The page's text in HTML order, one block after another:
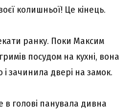
колишньої! Це кінець.
ранку. Поки Максим
посудом на кухні, вона
зачинила двері на замок.
в голові панувала дивна